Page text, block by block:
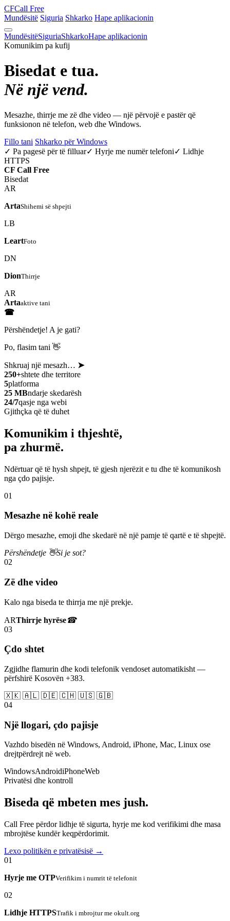
CFCall Free
Mundësitë Siguria Shkarko Hape aplikacionin
MundësitëSiguriaShkarkoHape aplikacionin
Komunikim pa kufij
Bisedat e tua.
Në një vend.
Mesazhe, thirrje me zë dhe video — një përvojë e pastër që
funksionon në telefon, web dhe Windows.
Fillo tani Shkarko për Windows
✓ Pa pagesë për të filluar✓ Hyrje me numër telefoni✓ Lidhje
HTTPS
CF Call Free
Bisedat
AR
ArtaShihemi së shpejti
LB
LeartFoto
DN
DionThirrje
AR
Artaaktive tani
☎
Përshëndetje! A je gati?
Po, flasim tani 👋
Shkruaj një mesazh… ➤
250+shtete dhe territore
5platforma
25 MBndarje skedarësh
24/7qasje nga webi
Gjithçka që të duhet
Komunikim i thjeshtë,
pa zhurmë.
Ndërtuar që të hysh shpejt, të gjesh njerëzit e tu dhe të komunikosh
nga çdo pajisje.
01
Mesazhe në kohë reale
Dërgo mesazhe, emoji dhe skedarë në një pamje të qartë e të shpejtë.
Përshëndetje 👋Si je sot?
02
Zë dhe video
Kalo nga biseda te thirrja me një prekje.
ARThirrje hyrëse☎
03
Çdo shtet
Zgjidhe flamurin dhe kodi telefonik vendoset automatikisht —
përfshirë Kosovën +383.
🇽🇰 🇦🇱 🇩🇪 🇨🇭 🇺🇸 🇬🇧
04
Një llogari, çdo pajisje
Vazhdo bisedën në Windows, Android, iPhone, Mac, Linux ose
drejtpërdrejt në web.
WindowsAndroidiPhoneWeb
Privatësi dhe kontroll
Biseda që mbeten mes jush.
Call Free përdor lidhje të sigurta, hyrje me kod verifikimi dhe masa
mbrojtëse kundër keqpërdorimit.
Lexo politikën e privatësisë →
01
Hyrje me OTPVerifikim i numrit të telefonit
02
Lidhje HTTPSTrafik i mbrojtur me okult.org